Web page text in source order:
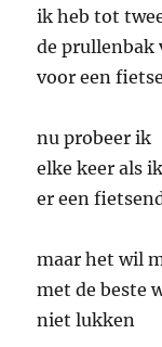
ik heb tot
de prullenbak
voor een
nu probeer ik
elke keer als
er een
maar het wil
met de beste
niet lukken